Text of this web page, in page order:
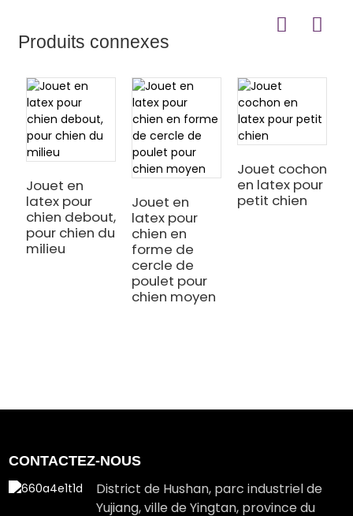
Produits connexes
Jouet en
latex pour
chien debout,
pour chien du
milieu
Jouet en
latex pour
chien en
forme de
cercle de
poulet pour
chien moyen
Jouet cochon
en latex pour
petit chien
CONTACTEZ-NOUS
District de Hushan, parc industriel de
Yujiang, ville de Yingtan, province du